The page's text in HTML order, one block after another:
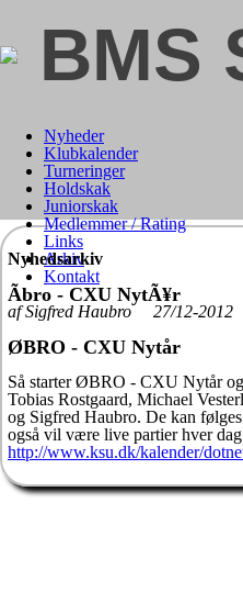
BMS
Nyheder
Klubkalender
Turneringer
Holdskak
Juniorskak
Medlemmer / Rating
Links
Arkiv
Kontakt
Nyhedsarkiv
Ãbro - CXU NytÃ¥r
af Sigfred Haubro 27/12-2012
ØBRO - CXU Nytår
Så starter ØBRO - CXU Nytår
Tobias Rostgaard, Michael
og Sigfred Haubro. De kan
også vil være live partier hver
http://www.ksu.dk/kalender/